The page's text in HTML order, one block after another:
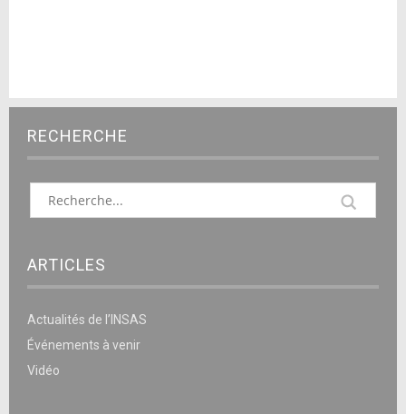
RECHERCHE
ARTICLES
Actualités de l’INSAS
Événements à venir
Vidéo